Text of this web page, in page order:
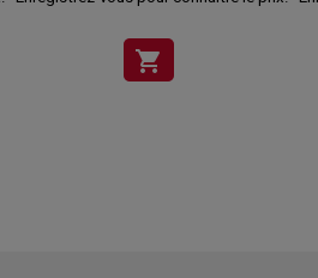
shopping_cart